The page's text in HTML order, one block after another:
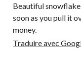
Beautiful
soon as you pull it
money.
Traduire avec